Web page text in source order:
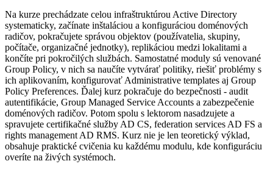
Na kurze prechádzate celou infraštruktúrou Active Directory
systematicky, začínate inštaláciou a konfiguráciou doménových
radičov, pokračujete správou objektov (používatelia, skupiny,
počítače, organizačné jednotky), replikáciou medzi lokalitami a
končíte pri pokročilých službách. Samostatné moduly sú venované
Group Policy, v nich sa naučíte vytvárať politiky, riešiť problémy s
ich aplikovaním, konfigurovať Administrative templates aj Group
Policy Preferences. Ďalej kurz pokračuje do bezpečnosti - audit
autentifikácie, Group Managed Service Accounts a zabezpečenie
doménových radičov. Potom spolu s lektorom nasadzujete a
spravujete certifikačné služby AD CS, federation services AD FS a
rights management AD RMS. Kurz nie je len teoretický výklad,
obsahuje praktické cvičenia ku každému modulu, kde konfiguráciu
overíte na živých systémoch.